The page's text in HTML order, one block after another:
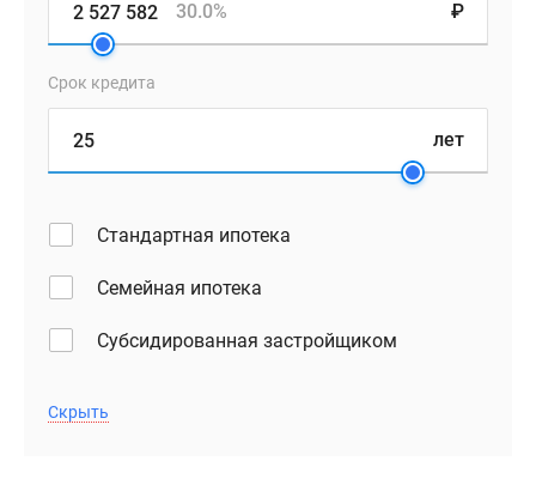
₽
30.0%
Срок кредита
лет
Стандартная ипотека
Семейная ипотека
Субсидированная застройщиком
Скрыть